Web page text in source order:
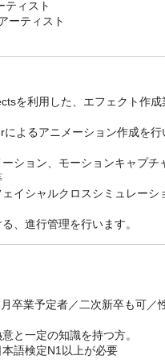
ィスト
ーティスト
を利用した、エフェクト作成
よるアニメーション作成を行
ョン、モーションキャプチ
シャルクロスシミュレーシ
、進行管理を行います。
卒業予定者／二次新卒も可／
と一定の知識を持つ方。
語検定N1以上が必要